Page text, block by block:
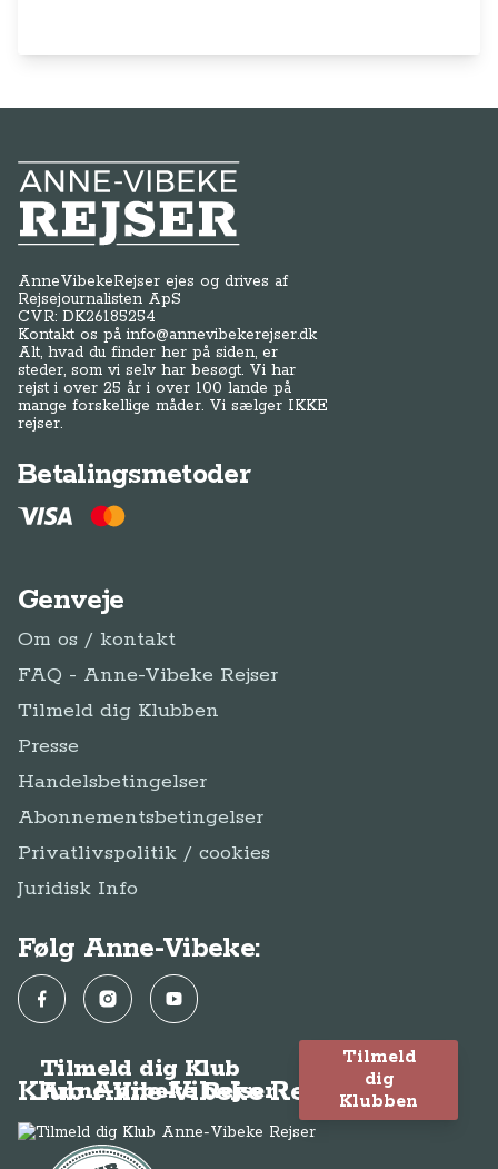
Anne-Vibeke Rejser
AnneVibekeRejser ejes og drives af
Rejsejournalisten ApS
CVR: DK26185254
Kontakt os påinfo@annevibekerejser.dk
Alt, hvad du finder her på siden, er
steder, som vi selv har besøgt. Vi har
rejst i over 25 år i over 100 lande på
mange forskellige måder. Vi sælger IKKE
rejser.
Betalingsmetoder
Genveje
Om os / kontakt
FAQ - Anne-Vibeke Rejser
Tilmeld dig Klubben
Presse
Handelsbetingelser
Abonnementsbetingelser
Privatlivspolitik / cookies
Juridisk Info
Følg Anne-Vibeke:
FacebookInstagramYouTube
Klub Anne-Vibeke Rejser
Tilmeld dig Klub
Anne-Vibeke Rejser
Tilmeld
dig
Klubben